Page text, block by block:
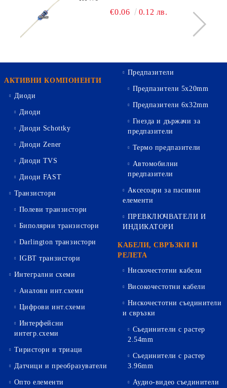
€0.06 0.12 лв.
АКТИВНИ КОМПОНЕНТИ
Диоди
Диоди
Диоди Schottky
Диоди Zener
Диоди TVS
Диоди FAST
Транзистори
Полеви транзистори
Биполярни транзистори
Darlington транзистори
IGBT транзистори
Интегрални схеми
Аналови инт.схеми
Цифрови инт.схеми
Интерфейсни
интегр.схеми
Тиристори и триаци
Датчици и преобразуватели
Опто елементи
Предпазители
Предпазители 5х20mm
Предпазители 6х32mm
Гнезда и държачи за
предпазители
Термо предпазители
Автомобилни
предпазители
Аксесоари за пасивни
елементи
ПРЕВКЛЮЧВАТЕЛИ И
ИНДИКАТОРИ
КАБЕЛИ, СВРЪЗКИ И
РЕЛЕТА
Нискочестотни кабели
Високочестотни кабели
Нискочестотни съединители
и свръзки
Съединители с растер
2.54mm
Съединители с растер
3.96mm
Аудио-видео съединители